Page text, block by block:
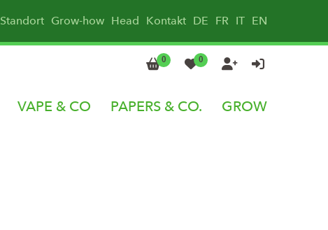
Standort Grow-how Head Kontakt DE FR IT EN
0 0  
VAPE & CO PAPERS & CO. GROW